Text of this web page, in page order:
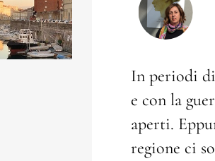
In periodi
e con la
aperti.
regione ci